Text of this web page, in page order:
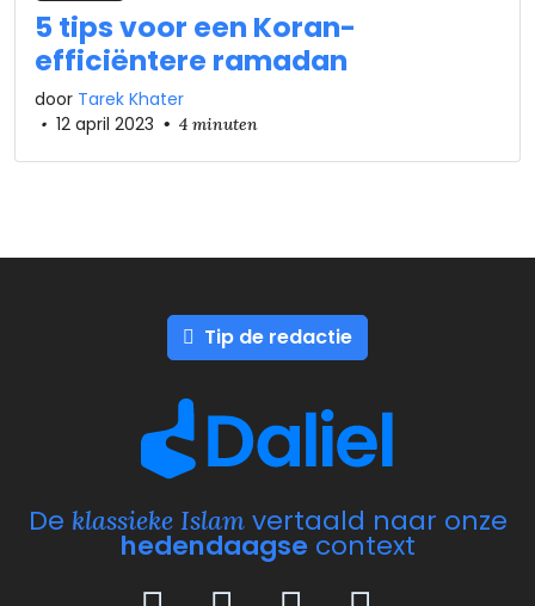
5 tips voor een Koran-
efficiëntere ramadan
door Tarek Khater
• 12 april 2023 • 4 minuten
Tip de redactie
De klassieke Islamvertaald naar onze
hedendaagse context